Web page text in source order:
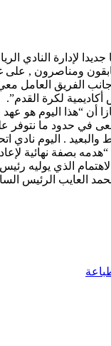
جديدا لإدارة
ومناصرون , على
الفريق العامل
لكرة القدم”.
أن “هذا اليوم
. اليوم نادي
مقعد وبمعايير دولية, مع بناء مركز
الذي يوليه
الرئيس